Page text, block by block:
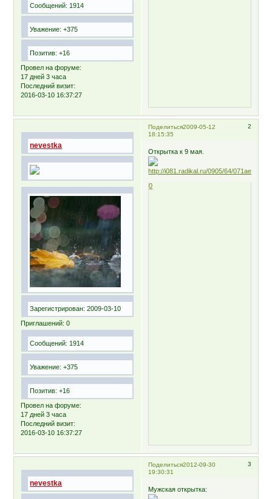
Сообщений: 1914
Уважение: +375
Позитив: +16
Провел на форуме:
17 дней 3 часа
Последний визит:
2016-03-10 16:37:27
Поделиться 2
2009-05-12
18:15:35
nevestka
Зарегистрирован: 2009-03-10
Приглашений: 0
Сообщений: 1914
Уважение: +375
Позитив: +16
Провел на форуме:
17 дней 3 часа
Последний визит:
2016-03-10 16:37:27
Открытка к 9 мая.
0
Поделиться 3
2012-09-30
19:30:31
nevestka
Мужская открытка: